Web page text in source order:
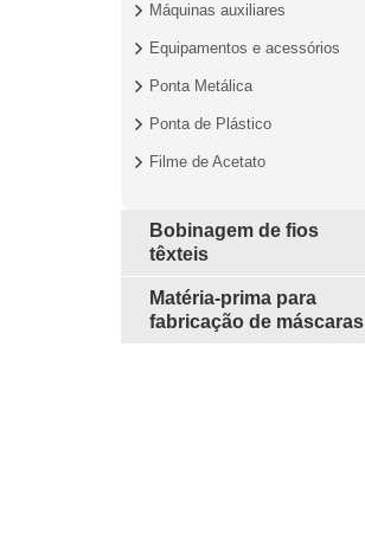
Máquinas auxiliares
Equipamentos e acessórios
Ponta Metálica
Ponta de Plástico
Filme de Acetato
Bobinagem de fios
têxteis
Matéria-prima para
fabricação de máscaras